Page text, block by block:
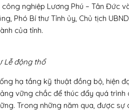
nghiệp Lương Phú – Tân Đức
Phó Bí thư Tỉnh ủy, Chủ tịch
của tỉnh.
Lễ động thổ
hạ tầng kỹ thuật đồng bộ, hiện
vững chắc để thúc đẩy quá
Trong những năm qua, được